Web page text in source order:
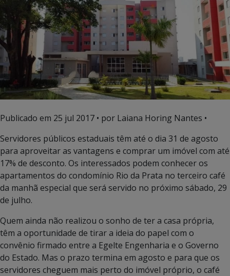
Publicado em 25 jul 2017 • por Laiana Horing Nantes •
Servidores públicos estaduais têm até o dia 31 de agosto
para aproveitar as vantagens e comprar um imóvel com até
17% de desconto. Os interessados podem conhecer os
apartamentos do condomínio Rio da Prata no terceiro café
da manhã especial que será servido no próximo sábado, 29
de julho.
Quem ainda não realizou o sonho de ter a casa própria,
têm a oportunidade de tirar a ideia do papel com o
convênio firmado entre a Egelte Engenharia e o Governo
do Estado. Mas o prazo termina em agosto e para que os
servidores cheguem mais perto do imóvel próprio, o café